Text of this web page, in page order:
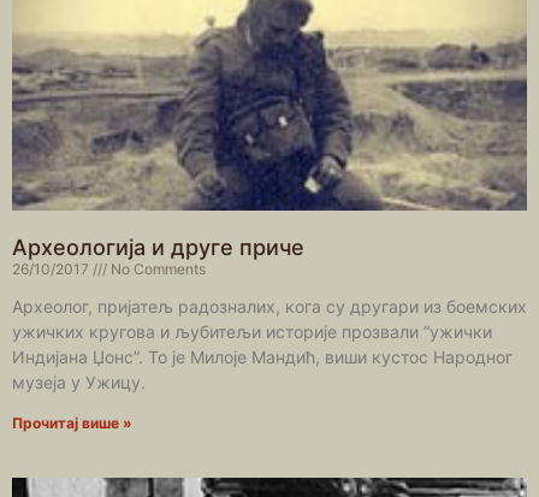
Археологија и друге приче
26/10/2017 No Comments
Археолог, пријатељ радозналих, кога су другари из боемских
ужичких кругова и љубитељи историје прозвали “ужички
Индијана Џонс”. То је Милоје Мандић, виши кустос Народног
музеја у Ужицу.
Прочитај више »